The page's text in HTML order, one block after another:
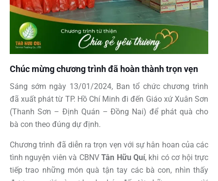
Chúc mừng chương trình đã hoàn thành trọn vẹn
Sáng sớm ngày 13/01/2024, Ban tổ chức chương trình
đã xuất phát từ TP. Hồ Chí Minh đi đến Giáo xứ Xuân Sơn
(Thanh Sơn – Định Quán – Đồng Nai) để phát quà cho
bà con theo đúng dự định.
Chương trình đã diễn ra trọn vẹn với sự hân hoan của các
tình nguyện viên và CBNVTân Hữu Quí, khi có cơ hội trực
tiếp trao những món quà tận tay các bà con, nhìn thấy